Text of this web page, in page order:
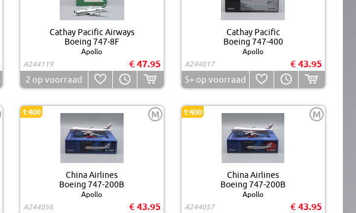
Cathay Pacific Airways
Boeing 747-8F
Apollo
A244119
€ 47.95
2 op voorraad
Cathay Pacific
Boeing 747-400
Apollo
A244017
€ 43.95
5+op voorraad
1:400 M
China Airlines
Boeing 747-200B
Apollo
A244056
€ 43.95
1:400 M
China Airlines
Boeing 747-200B
Apollo
A244057
€ 43.95